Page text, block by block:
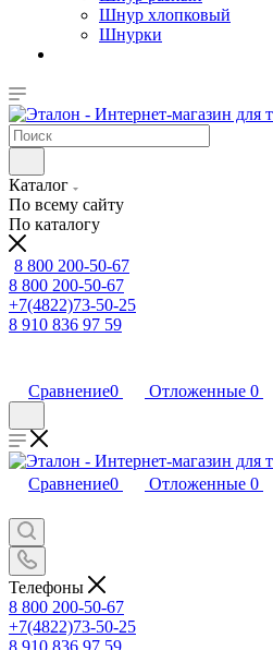
Шнур хлопковый
Шнурки
Каталог
По всему сайту
По каталогу
8 800 200-50-67
8 800 200-50-67
+7(4822)73-50-25
8 910 836 97 59
Сравнение0 Отложенные 0
Сравнение0 Отложенные 0
Телефоны
8 800 200-50-67
+7(4822)73-50-25
8 910 836 97 59